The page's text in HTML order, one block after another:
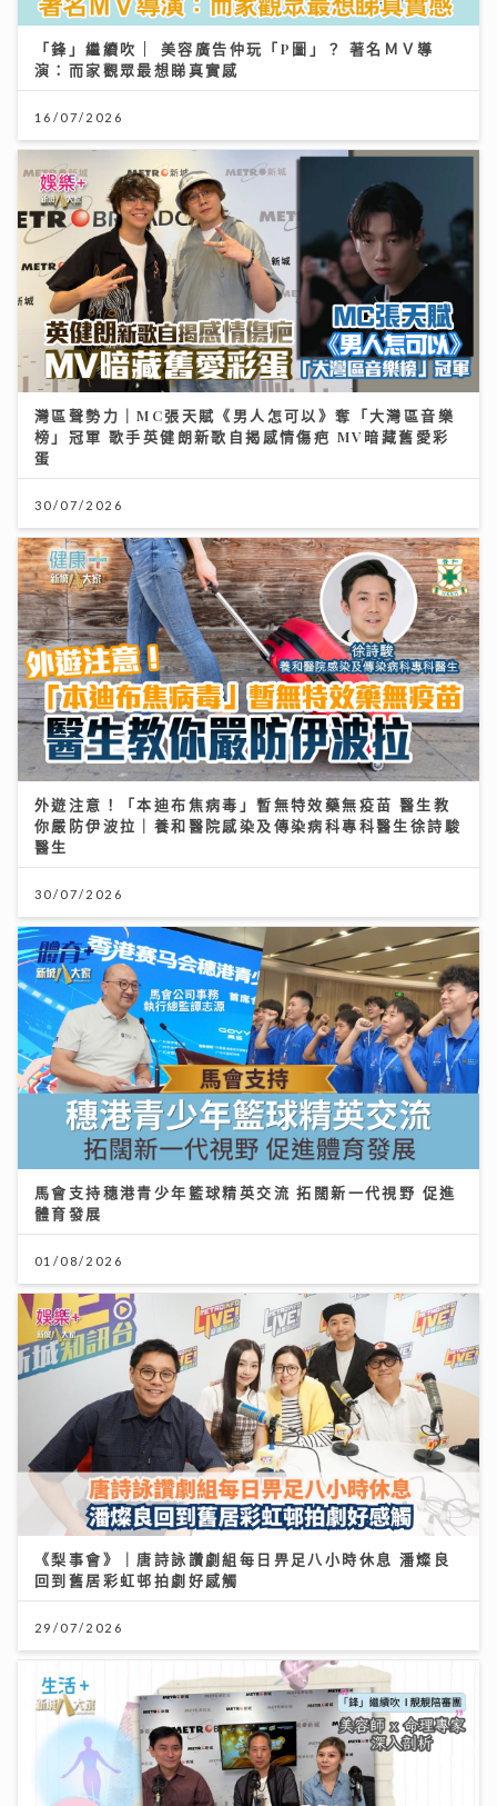
「鋒」繼續吹 | 美容廣告仲玩「P圖」？ 著名ＭＶ導
演：而家觀眾最想睇真實感
16/07/2026
灣區聲勢力｜MC張天賦《男人怎可以》奪「大灣區音樂
榜」冠軍 歌手英健朗新歌自揭感情傷疤 MV暗藏舊愛彩
蛋
30/07/2026
外遊注意！「本迪布焦病毒」暫無特效藥無疫苗 醫生教
你嚴防伊波拉｜養和醫院感染及傳染病科專科醫生徐詩駿
醫生
30/07/2026
馬會支持穗港青少年籃球精英交流 拓闊新一代視野 促進
體育發展
01/08/2026
《梨事會》｜唐詩詠讚劇組每日畀足八小時休息 潘燦良
回到舊居彩虹邨拍劇好感觸
29/07/2026